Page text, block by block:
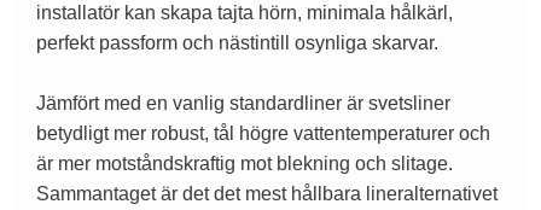
installatör kan skapa tajta hörn, minimala hålkärl,
perfekt passform och nästintill osynliga skarvar.
Jämfört med en vanlig standardliner är svetsliner
betydligt mer robust, tål högre vattentemperaturer och
är mer motståndskraftig mot blekning och slitage.
Sammantaget är det det mest hållbara lineralternativet